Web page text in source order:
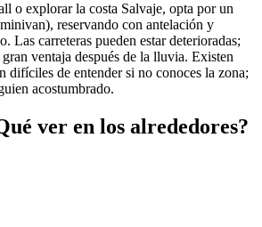
o explorar la costa Salvaje, opta por un
reservando con antelación y
Las carreteras pueden estar deterioradas;
ventaja después de la lluvia. Existen
difíciles de entender si no conoces la zona;
acostumbrado.
ver en los alrededores?